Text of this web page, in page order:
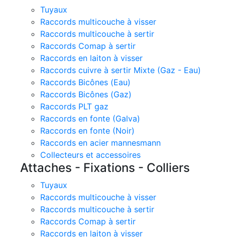
Tuyaux
Raccords multicouche à visser
Raccords multicouche à sertir
Raccords Comap à sertir
Raccords en laiton à visser
Raccords cuivre à sertir Mixte (Gaz - Eau)
Raccords Bicônes (Eau)
Raccords Bicônes (Gaz)
Raccords PLT gaz
Raccords en fonte (Galva)
Raccords en fonte (Noir)
Raccords en acier mannesmann
Collecteurs et accessoires
Attaches - Fixations - Colliers
Tuyaux
Raccords multicouche à visser
Raccords multicouche à sertir
Raccords Comap à sertir
Raccords en laiton à visser